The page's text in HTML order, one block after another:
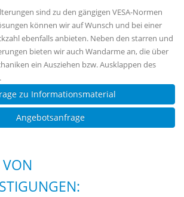
sind zu den gängigen VESA-Normen
können wir auf Wunsch und bei einer
ebenfalls anbieten. Neben den starren und
bieten wir auch Wandarme an, die über
ein Ausziehen bzw. Ausklappen des
zu Informationsmaterial
Angebotsanfrage